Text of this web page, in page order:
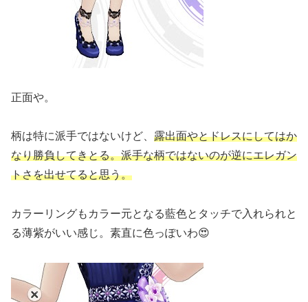
正面や。
柄は特に派手ではないけど、 露出面やとドレスにしてはか
なり勝負してきとる。派手な柄ではないのが逆にエレガン
トさを出せてると思う。
カラーリングもカラー元となる藍色とタッチで入れられと
る薄紫がいい感じ。素直に色っぽいわ😍